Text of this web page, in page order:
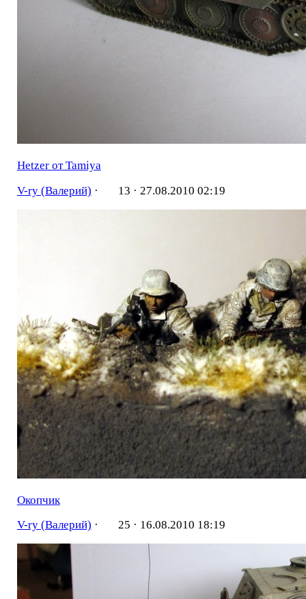
Hetzer от Tamiya
V-ry (Валерий) · 13 · 27.08.2010 02:19
Окопчик
V-ry (Валерий) · 25 · 16.08.2010 18:19